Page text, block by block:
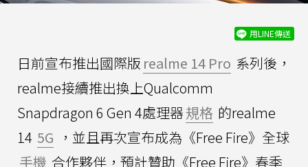
用LINE傳送
日前宣布推出國際版 realme 14 Pro 系列後，
realme接續推出換上Qualcomm
Snapdragon 6 Gen 4處理器規格 的realme
14 5G ，並且再次宣布成為《Free Fire》全球
手機 合作夥伴，預計贊助《Free Fire》春季